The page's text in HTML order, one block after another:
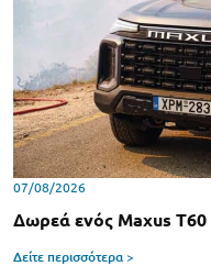
07/08/2026
Δωρεά ενός Maxus T60
Δείτε περισσότερα >